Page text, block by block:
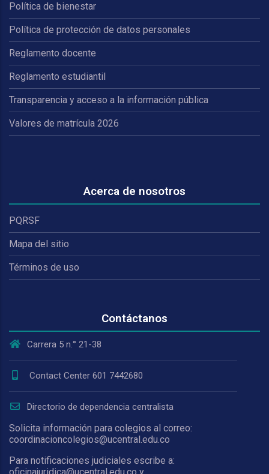
Política de bienestar
Política de protección de datos personales
Reglamento docente
Reglamento estudiantil
Transparencia y acceso a la información pública
Valores de matrícula 2026
Acerca de nosotros
PQRSF
Mapa del sitio
Términos de uso
Contáctanos
Carrera 5 n.° 21-38
Contact Center 601 7442680
Directorio de dependencia centralista
Solicita información para colegios al correo:
coordinacioncolegios@ucentral.edu.co
Para notificaciones judiciales escribe a: